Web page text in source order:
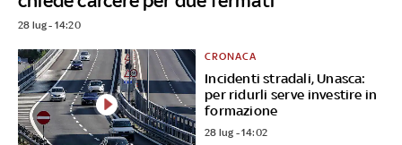
28 lug - 14:20
Incidenti stradali, Unasca:
per ridurli serve investire in
formazione
CRONACA
28 lug - 14:02